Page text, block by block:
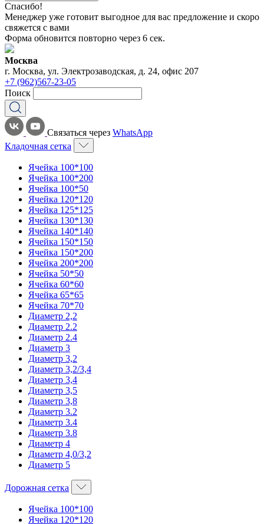
Спасибо!
Менеджер уже готовит выгодное для вас предложение и скоро
свяжется с вами
Форма обновится повторно через 6 сек.
Москва
г. Москва, ул. Электрозаводская, д. 24, офис 207
+7 (962)567-23-05
Поиск
Связаться через WhatsApp
Кладочная сетка
Ячейка 100*100
Ячейка 100*200
Ячейка 100*50
Ячейка 120*120
Ячейка 125*125
Ячейка 130*130
Ячейка 140*140
Ячейка 150*150
Ячейка 150*200
Ячейка 200*200
Ячейка 50*50
Ячейка 60*60
Ячейка 65*65
Ячейка 70*70
Диаметр 2,2
Диаметр 2.2
Диаметр 2.4
Диаметр 3
Диаметр 3,2
Диаметр 3,2/3,4
Диаметр 3,4
Диаметр 3,5
Диаметр 3,8
Диаметр 3.2
Диаметр 3.4
Диаметр 3.8
Диаметр 4
Диаметр 4,0/3,2
Диаметр 5
Дорожная сетка
Ячейка 100*100
Ячейка 120*120